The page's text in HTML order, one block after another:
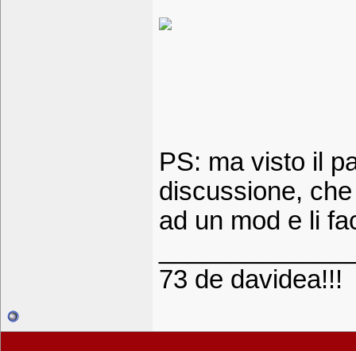
PS: ma visto il
discussione,
ad un mod e li
73 de davidea!!!